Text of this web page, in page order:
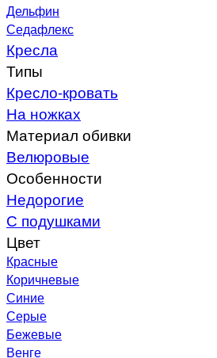
Дельфин
Седафлекс
Кресла
Типы
Кресло-кровать
На ножках
Материал обивки
Велюровые
Особенности
Недорогие
С подушками
Цвет
Красные
Коричневые
Синие
Серые
Бежевые
Венге